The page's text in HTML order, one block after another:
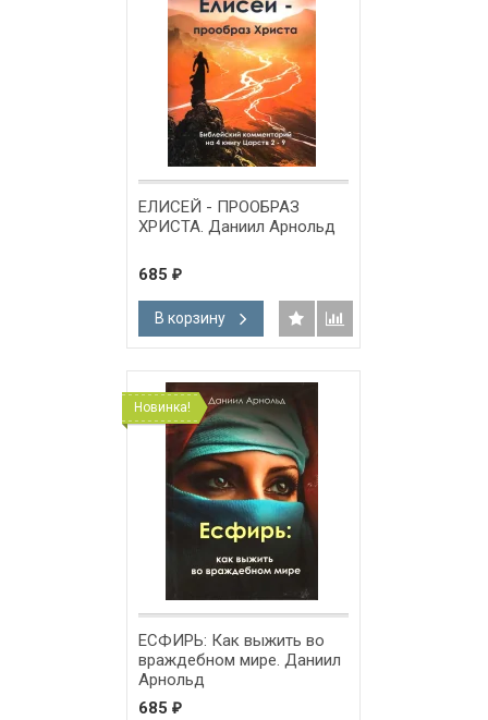
ЕЛИСЕЙ - ПРООБРАЗ
ХРИСТА. Даниил Арнольд
685 ₽
В корзину
Новинка!
ЕСФИРЬ: Как выжить во
враждебном мире. Даниил
Арнольд
685 ₽